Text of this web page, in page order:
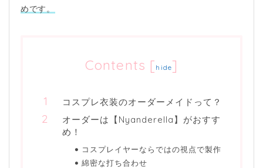
めです。
Contents [ hide]
コスプレ衣装のオーダーメイドって？
オーダーは【Nyanderella】がおすす
め！
コスプレイヤーならではの視点で製作
綿密な打ち合わせ